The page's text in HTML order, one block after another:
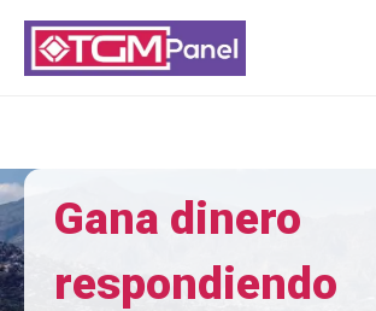
Gana dinero
respondiendo